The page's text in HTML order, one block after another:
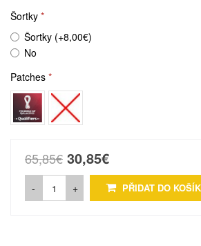
Šortky
Šortky (+8,00€)
No
Patches
65,85€ 30,85€
- + PŘIDAT DO